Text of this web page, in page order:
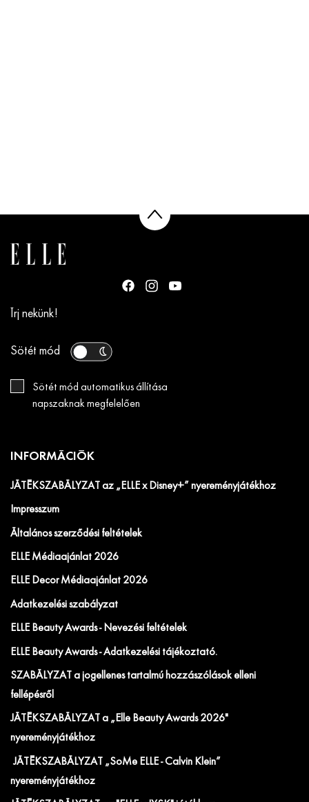
Írj nekünk!
Sötét mód
Sötét mód automatikus állítása
napszaknak megfelelően
INFORMÁCIÓK
JÁTÉKSZABÁLYZAT az „ELLE x Disney+” nyereményjátékhoz
Impresszum
Általános szerződési feltételek
ELLE Médiaajánlat 2026
ELLE Decor Médiaajánlat 2026
Adatkezelési szabályzat
ELLE Beauty Awards - Nevezési feltételek
ELLE Beauty Awards - Adatkezelési tájékoztató.
SZABÁLYZAT a jogellenes tartalmú hozzászólások elleni
fellépésről
JÁTÉKSZABÁLYZAT a „Elle Beauty Awards 2026"
nyereményjátékhoz
JÁTÉKSZABÁLYZAT „SoMe ELLE - Calvin Klein”
nyereményjátékhoz